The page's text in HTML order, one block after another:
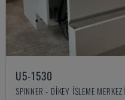
U5-1530
SPINNER - DIKEY İŞLEME MERKEZI